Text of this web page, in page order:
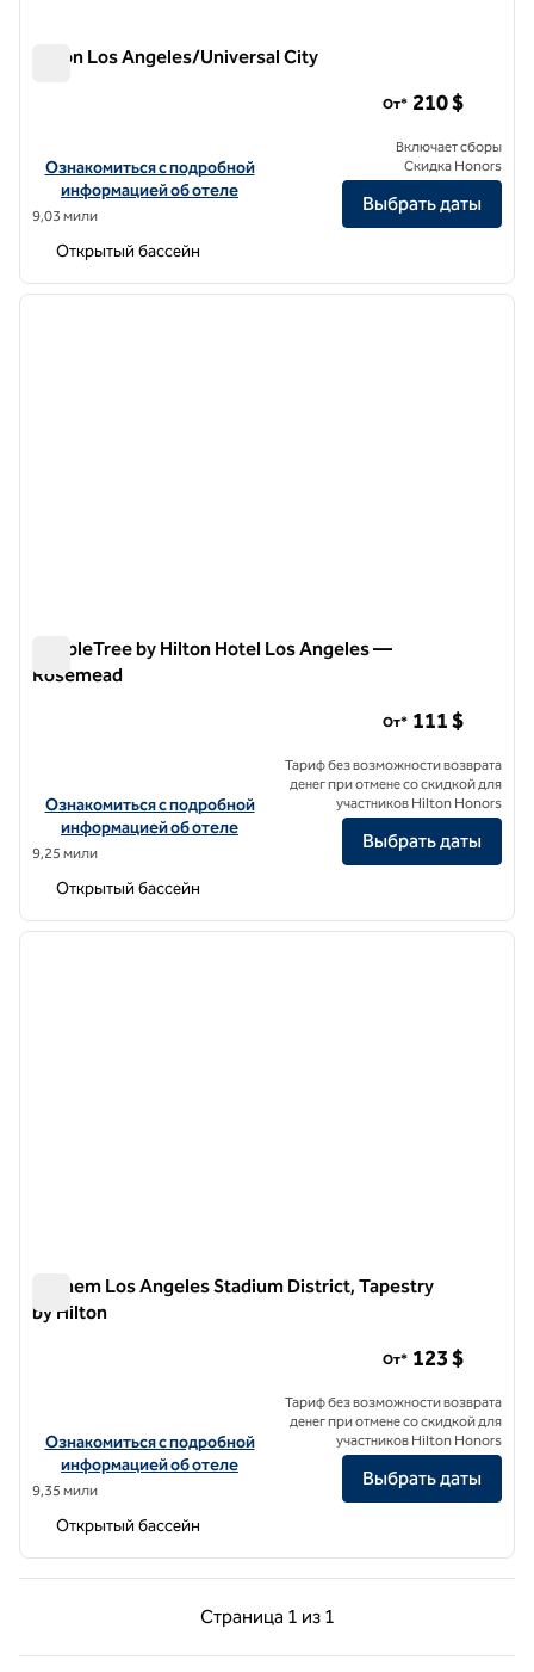
Hilton Los Angeles/Universal City
Посмотреть информацию об отеле Hilton Los Angeles/Universal
Ознакомиться с подробной
информацией об отеле
9,03 мили
От* 210 $
Включает сборы
Скидка Honors
Выбрать даты
Открытый бассейн
1 из 12
DoubleTree by Hilton Hotel Los Angeles —
Rosemead
Посмотреть информацию об отеле DoubleTree by Hilton Hotel
Ознакомиться с подробной
информацией об отеле
9,25 мили
От* 111 $
Тариф без возможности возврата
денег при отмене со скидкой для
участников Hilton Honors
Выбрать даты
Открытый бассейн
1 из 12
Anthem Los Angeles Stadium District, Tapestry
by Hilton
Посмотреть информацию об отеле The Anthem Los Angeles
Ознакомиться с подробной
информацией об отеле
9,35 мили
От* 123 $
Тариф без возможности возврата
денег при отмене со скидкой для
участников Hilton Honors
Выбрать даты
Открытый бассейн
Страница 1 из 1
Предыдущая страница, 1 из 1
Страница 1 из 1